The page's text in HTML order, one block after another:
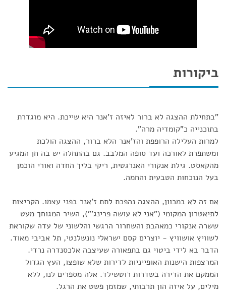
ביקורות
"בתחילת ההצגה לא ברור לאיזה ז'אנר היא שייכת. היא מוגדרת
בתוכנייה כ"קומדיה מרה".
למרות העלילה הרופפת והז'אנר הלא ברור, ההצגה הולכת
ומשתפרת לאורכה ועד סופה המלבב. גם בהתחלה יש בה חן המגיע
מהקאסט. גילת אנקורי האנרגטית, ריקי בליך החדה ואורי הוכמן
בעל הנוכחות הטבעית והחמה.
אם זה לא במכוון, ההצגה נהפכת לתת ז'אנר בפני עצמו. הקריצות
לתיאטרון המקומי ("אני לא עושה פרינג'"), השיר המגוחך מעט
ששרה אנקורי כמאהבת והשחרור הרגשי והלשוני של עדה שקוראת
לשוויץ אושוויץ - יוצרים קסם ישראלי נונשלנטי, תל אביבי מאוד.
הדבר בא לידי ביטוי גם בתפאורה שעיצבה אלכסנדרה נרדי.
המרצפות הישנות האופייניות לדירות שלא שופצו, העץ הגדול
הממקם את הדירה בשדרות רוטשילד. אלה מספרים לנו, ללא
מילים, על איזה הון תרבותי, שמזמן פשט את הרגל.